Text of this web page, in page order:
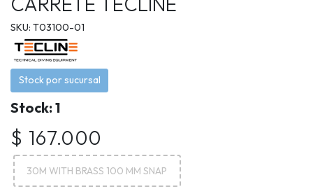
SKU: T03100-01
Stock por sucursal
Stock: 1
$ 167.000
30M WITH BRASS 100 MM SNAP